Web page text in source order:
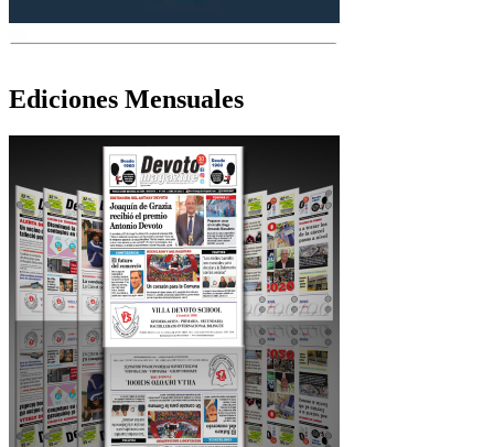
Ediciones Mensuales